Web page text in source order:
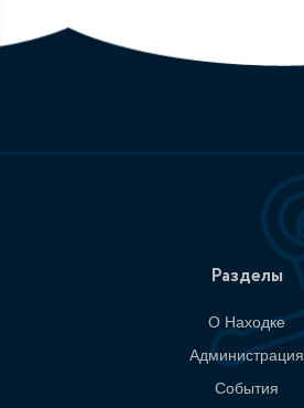
Разделы
О Находке
Администрация
События